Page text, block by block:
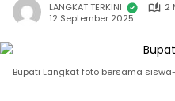
LANGKAT TERKINI
2
12 September 2025
Bupati Langkat foto bersama